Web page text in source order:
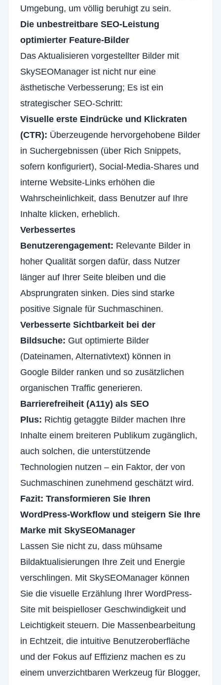
Umgebung, um völlig beruhigt zu sein.
Die unbestreitbare SEO-Leistung
optimierter Feature-Bilder
Das Aktualisieren vorgestellter Bilder mit
SkySEOManager ist nicht nur eine
ästhetische Verbesserung; Es ist ein
strategischer SEO-Schritt:
Visuelle erste Eindrücke und Klickraten
(CTR): Überzeugende hervorgehobene Bilder
in Suchergebnissen (über Rich Snippets,
sofern konfiguriert), Social-Media-Shares und
interne Website-Links erhöhen die
Wahrscheinlichkeit, dass Benutzer auf Ihre
Inhalte klicken, erheblich.
Verbessertes
Benutzerengagement: Relevante Bilder in
hoher Qualität sorgen dafür, dass Nutzer
länger auf Ihrer Seite bleiben und die
Absprungraten sinken. Dies sind starke
positive Signale für Suchmaschinen.
Verbesserte Sichtbarkeit bei der
Bildsuche: Gut optimierte Bilder
(Dateinamen, Alternativtext) können in
Google Bilder ranken und so zusätzlichen
organischen Traffic generieren.
Barrierefreiheit (A11y) als SEO
Plus: Richtig getaggte Bilder machen Ihre
Inhalte einem breiteren Publikum zugänglich,
auch solchen, die unterstützende
Technologien nutzen – ein Faktor, der von
Suchmaschinen zunehmend geschätzt wird.
Fazit: Transformieren Sie Ihren
WordPress-Workflow und steigern Sie Ihre
Marke mit SkySEOManager
Lassen Sie nicht zu, dass mühsame
Bildaktualisierungen Ihre Zeit und Energie
verschlingen. Mit SkySEOManager können
Sie die visuelle Erzählung Ihrer WordPress-
Site mit beispielloser Geschwindigkeit und
Leichtigkeit steuern. Die Massenbearbeitung
in Echtzeit, die intuitive Benutzeroberfläche
und der Fokus auf Effizienz machen es zu
einem unverzichtbaren Werkzeug für Blogger,